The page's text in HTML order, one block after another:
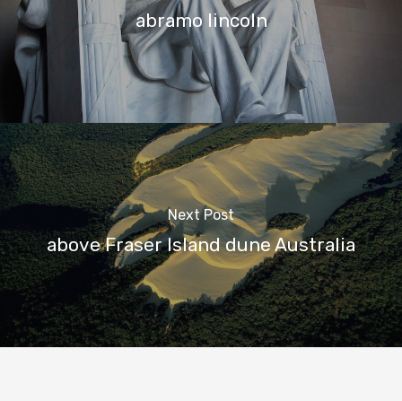
abramo lincoln
Next Post
above Fraser Island dune Australia